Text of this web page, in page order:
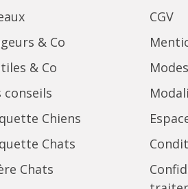
& Co
& Co
conseils
Chiens
Chats
Chats
CGV